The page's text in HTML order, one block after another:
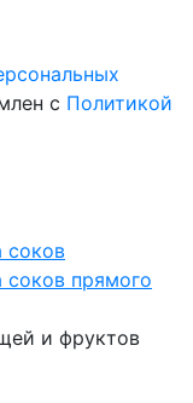
с Политикой
соков
соков прямого
и фруктов